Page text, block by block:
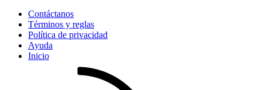
Contáctanos
Términos y reglas
Política de privacidad
Ayuda
Inicio